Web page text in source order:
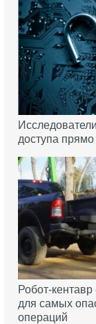
доступа
Робот-
для самых
операций